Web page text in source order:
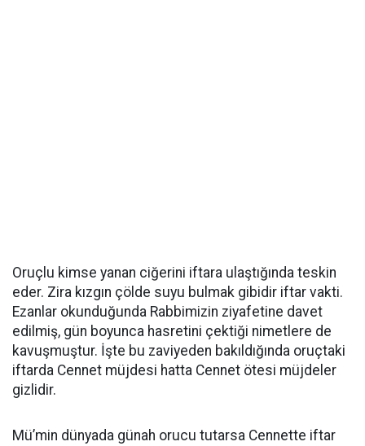
Oruçlu kimse yanan ciğerini iftara ulaştığında teskin
eder. Zira kızgın çölde suyu bulmak gibidir iftar vakti.
Ezanlar okunduğunda Rabbimizin ziyafetine davet
edilmiş, gün boyunca hasretini çektiği nimetlere de
kavuşmuştur. İşte bu zaviyeden bakıldığında oruçtaki
iftarda Cennet müjdesi hatta Cennet ötesi müjdeler
gizlidir.
Mü’min dünyada günah orucu tutarsa Cennette iftar